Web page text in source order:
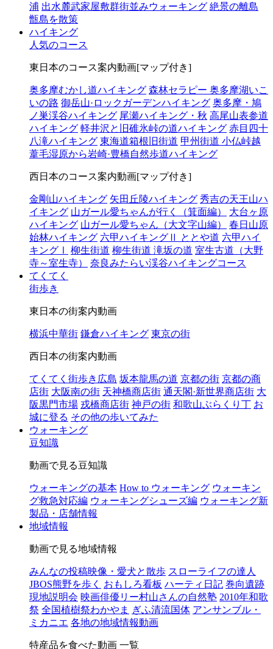
浦 出水麓武家屋敷群街並みウォーキング 絶景の離島
甑島を散策
ハイキング
人気のコース
東日本のコース案内動画[マップ付き]
奥多摩むかし道ハイキング 森林セラピー 奥多摩湖いこ
いの路 御岳山·ロックガーデンハイキング 奥多摩・鳩
ノ巣渓谷ハイキング 尾瀬ハイキング・秋 高尾山表参道
ハイキング 軽井沢と旧碓氷峠の道ハイキング 赤目四十
八滝ハイキング 東海道箱根旧街道 甲州街道 小仏峠越
葦毛湿原から岩崎·豊橋自然歩道ハイキング
西日本のコース案内動画[マップ付き]
金剛山ハイキング 矢田丘陵ハイキング 秀吉の天王山ハ
イキング 山ガール愛ちゃんが行く（箕面編）
大台ヶ原
ハイキング 山ガール愛ちゃん（大文字山編）
春日山原
始林ハイキング 六甲ハイキングⅡ ととや道 六甲ハイ
キングⅠ
柳生街道 柳生街道 滝坂の道 室生古道（大野
寺～室生寺）
奈良みたらい渓谷ハイキングコース
てくてく
街歩き
東日本の街案内動画
横浜中華街 鎌倉ハイキング 東京の街
西日本の街案内動画
てくてく街歩き広島 坂本龍馬の道 京都の街 京都の商
店街 大阪南の街 天神橋商店街 通天閣·新世界商店街 大
阪黒門市場 戎橋商店街 神戸の街 和歌山ぶらくり丁 お
城に登る その他の歩いてみた
ウォーキング
豆知識
動画で見る豆知識
ウォーキングの基本 How to ウォーキング ウォーキン
グ救急対応編 ウォーキングシューズ編 ウォーキング新
製品・店舗情報
地域情報
動画で見る地域情報
みんなの投稿映像・愛犬と散歩 スローライフの達人
JBOS熊野を歩く
おもしろ看板 ハーティ日記 巻向遺跡
現地説明会 映画俳優リー村山さんの自然塾 2010年和歌
祭 全国植樹祭わかやま ぎふ清流国体 アンサンブル・
ミカニエ 各地の地域情報動画
特産品を食べた動画 一覧